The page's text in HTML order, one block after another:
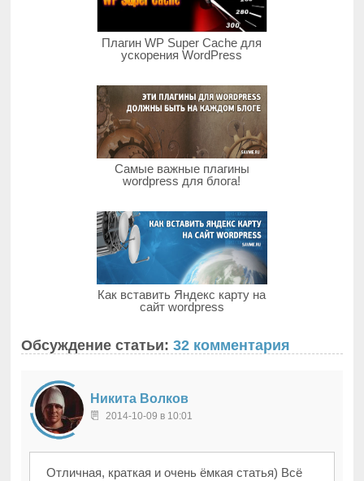
Плагин WP Super Cache для
ускорения WordPress
Самые важные плагины
wordpress для блога!
Как вставить Яндекс карту на
сайт wordpress
Обсуждение статьи:32 комментария
Никита Волков
2014-10-09 в 10:01
Отличная, краткая и очень ёмкая статья) Всё